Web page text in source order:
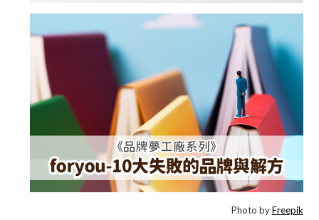
Photo byFreepik